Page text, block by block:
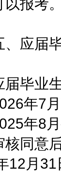
报考。
届毕
业生
年7
年8
核同意
12月